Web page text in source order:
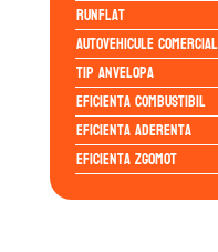
Runflat
Autovehicule
Tip anvelopa
Eficienta Combustibil
Eficienta Aderenta
Eficienta Zgomot